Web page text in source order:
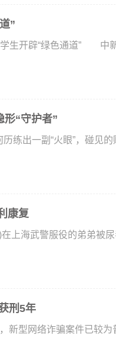
”
开辟“绿色通道” 中新
形“守护者”
出一副“火眼”，碰见的
康复
刑5年
型网络诈骗案件已较为